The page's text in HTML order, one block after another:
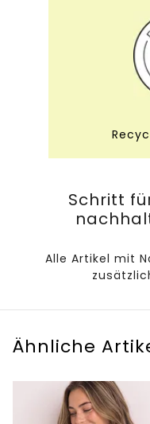
Schritt
Alle Artikel mit
Ähnliche